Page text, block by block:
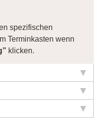
spezifischen
Terminkasten wenn
klicken.